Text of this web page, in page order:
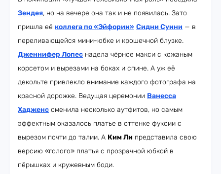
Зендея, но на вечере она так и не появилась. Зато
пришла её коллега по «Эйфории» Сидни Суини — в
переливающейся мини-юбке и крошечной блузке.
Дженнифер Лопес надела чёрное макси с кожаным
корсетом и вырезами на боках и спине. А уж её
декольте привлекло внимание каждого фотографа на
красной дорожке. Ведущая церемонии Ванесса
Хадженс сменила несколько аутфитов, но самым
эффектным оказалось платье в оттенке фуксии с
вырезом почти до талии. А Ким Ли представила свою
версию «голого» платья с прозрачной юбкой в
пёрышках и кружевным боди.